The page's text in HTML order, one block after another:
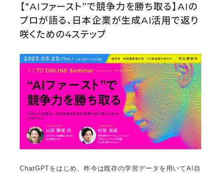
【“AIファースト”で競争力を勝ち取る】AIの
プロが語る、日本企業が生成AI活用で返り
咲くための4ステップ
ChatGPTをはじめ、昨今は既存の学習データを用いてAI自